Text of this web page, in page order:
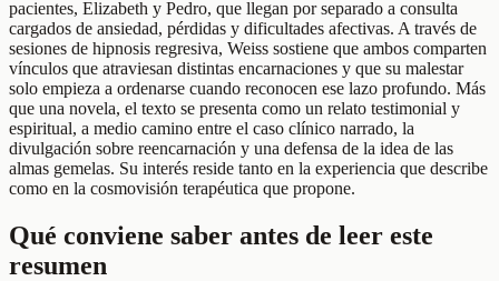
pacientes, Elizabeth y Pedro, que llegan por separado a consulta
cargados de ansiedad, pérdidas y dificultades afectivas. A través de
sesiones de hipnosis regresiva, Weiss sostiene que ambos comparten
vínculos que atraviesan distintas encarnaciones y que su malestar
solo empieza a ordenarse cuando reconocen ese lazo profundo. Más
que una novela, el texto se presenta como un relato testimonial y
espiritual, a medio camino entre el caso clínico narrado, la
divulgación sobre reencarnación y una defensa de la idea de las
almas gemelas. Su interés reside tanto en la experiencia que describe
como en la cosmovisión terapéutica que propone.
Qué conviene saber antes de leer este
resumen